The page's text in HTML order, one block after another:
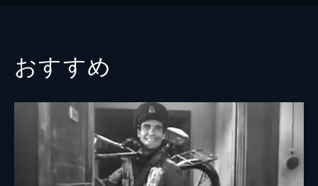
リタ・グレイ
監督 チャールズ・チャップリン
脚本 チャールズ・チャップリン
おすすめ